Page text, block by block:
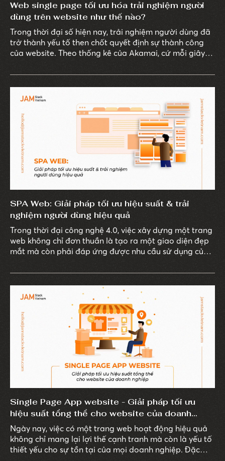
Web single page tối ưu hóa trải nghiệm người
dùng trên website như thế nào?
Trong thời đại số hiện nay, trải nghiệm người dùng đã
trở thành yếu tố then chốt quyết định sự thành công
của website. Theo thống kê của Akamai, cứ mỗi giây
tỷ lệ chuyển đổi, 11% số lượt xem trang và 16% mức độ
hài lòng của khách hàng.
SPA Web: Giải pháp tối ưu hiệu suất & trải
nghiệm người dùng hiệu quả
Trong thời đại công nghệ 4.0, việc xây dựng một trang
web không chỉ đơn thuần là tạo ra một giao diện đẹp
mắt mà còn phải đáp ứng được nhu cầu sử dụng của
Single Page App website - Giải pháp tối ưu
hiệu suất tổng thể cho website của doanh
nghiệp
Ngày nay, việc có một trang web hoạt động hiệu quả
không chỉ mang lại lợi thế cạnh tranh mà còn là yếu tố
thiết yếu cho sự tồn tại của mọi doanh nghiệp. Đặc